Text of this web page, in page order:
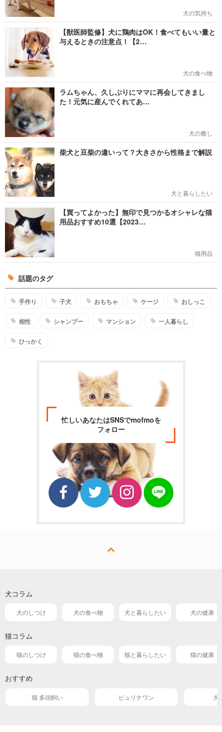
犬の気持ち
【獣医師監修】犬に鶏肉はOK！食べてもいい量と
与えるときの注意点！【2…
犬の食べ物
ラムちゃん、久しぶりにママに再会してきまし
た！元気に産んでくれてあ…
犬の癒し
柴犬と豆柴の違いって？大きさから性格まで解説
犬と暮らしたい
【買ってよかった】無印で見つかるオシャレな猫
用品おすすめ10選【2023…
猫用品
話題のタグ
手作り 子犬 おもちゃ ケージ おしっこ
相性 シャンプー マンション 一人暮らし
ひっかく
忙しいあなたはSNSでmofmoを
フォロー
犬コラム
犬のしつけ 犬の食べ物 犬と暮らしたい 犬の健康
猫コラム
猫のしつけ 猫の食べ物 猫と暮らしたい 猫の健康
おすすめ
猫 多頭飼い ピュリナワン 犬